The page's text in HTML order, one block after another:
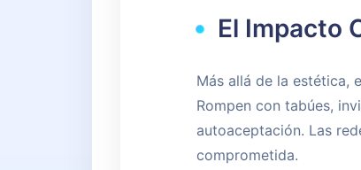
El Impacto
Más allá de la estética,
Rompen con tabúes,
autoaceptación. Las
comprometida.